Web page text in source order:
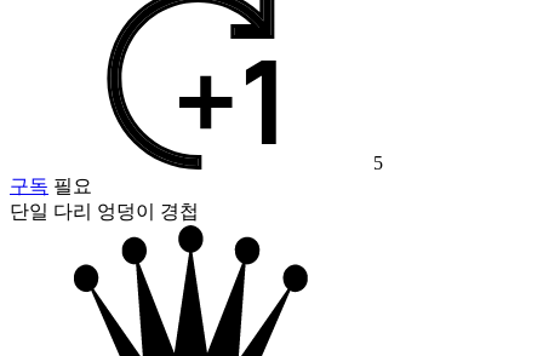
5
구독 필요
단일 다리 엉덩이 경첩